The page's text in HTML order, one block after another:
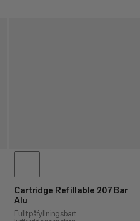
Cartridge Refillable 207 Bar
Alu
Fullt påfyllningsbart